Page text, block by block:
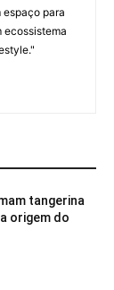
para
ecossistema
tangerina
origem do